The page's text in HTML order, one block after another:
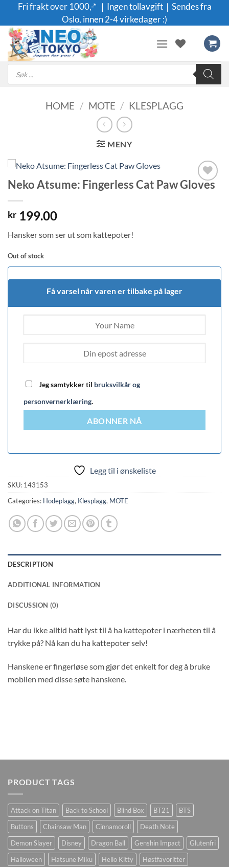
content
Fri frakt over 1000,-* ｜Ingen tollavgift｜Sendes fra
Oslo, innen 2-4 virkedager :)
Products
search
HOME / MOTE / KLESPLAGG
MENY
Legg til i
Neko Atsume: Fingerless Cat Paw Gloves
kr 199.00
Hansker som ser ut som kattepoter!
Out of stock
Få varsel når varen er tilbake på lager
Jeg samtykker til bruksvilkår og
personvernerklæring.
ABONNER NÅ
Legg til i ønskeliste
SKU: 143153
Categories: Hodeplagg, Klesplagg, MOTE
DESCRIPTION
ADDITIONAL INFORMATION
DISCUSSION (0)
Har du ikke alltid hatt lyst til å ha kattepoter i nærheten til å
trykke på? Nå kan du ha kattepoter selv!
Hanskene er fingerløse som gjør det enkelt for deg å bruke
mobilen med disse søte hanskene.
PRODUCT TAGS
Attack on Titan Back to School Blind Box BT21
BTS
Buttons
Chainsaw Man Cinnamoroll
Death Note
Demon Slayer
Disney Dragon Ball Genshin Impact
Glutenfri
Halloween
Hatsune Miku Hello Kitty
Høstfavoritter